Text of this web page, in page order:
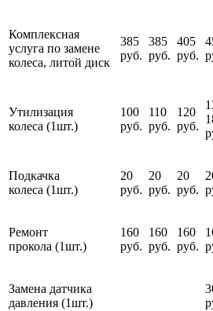
Комплексная
услуга по замене
колеса, литой диск
385
руб.
385
руб.
405
руб.
Утилизация
колеса (1шт.)
100
руб.
110
руб.
120
руб.
Подкачка
колеса (1шт.)
20
руб.
20
руб.
20
руб.
Ремонт
прокола (1шт.)
160
руб.
160
руб.
160
руб.
Замена датчика
давления (1шт.)